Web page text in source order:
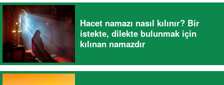
Hacet namazı nasıl kılınır? Bir
istekte, dilekte bulunmak için
kılınan namazdır